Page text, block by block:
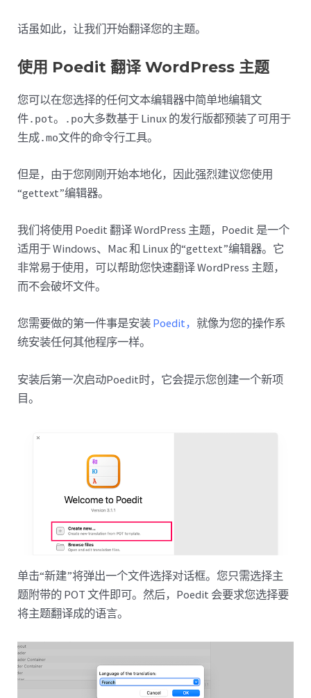
话虽如此，让我们开始翻译您的主题。
使用 Poedit 翻译 WordPress 主题
您可以在您选择的任何文本编辑器中简单地编辑文
件.pot。 .po大多数基于 Linux 的发行版都预装了可用于
生成.mo文件的命令行工具。
但是，由于您刚刚开始本地化，因此强烈建议您使用
“gettext”编辑器。
我们将使用 Poedit 翻译 WordPress 主题，Poedit 是一个
适用于 Windows、Mac 和 Linux 的“gettext”编辑器。它
非常易于使用，可以帮助您快速翻译 WordPress 主题，
而不会破坏文件。
您需要做的第一件事是安装 Poedit， 就像为您的操作系
统安装任何其他程序一样。
安装后第一次启动Poedit时，它会提示您创建一个新项
目。
单击“新建”将弹出一个文件选择对话框。您只需选择主
题附带的 POT 文件即可。然后，Poedit 会要求您选择要
将主题翻译成的语言。